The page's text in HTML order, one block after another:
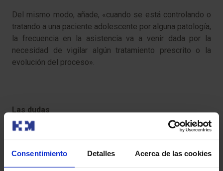
Consentimiento Detalles Acerca de las cookies
Del mismo modo, añade, «cuando se está controlando o
tratando a una paciente adolescente por alguna patología,
la frecuencia en la asistencia va a venir dada por la
necesidad de vigilar algún tratamiento prescrito o la
evolución del proceso».
Las dudas
Con respecto a la sexualidad, apunta la Dra. Calvo, «la
es consciente de los riesgos que conlleva para su salud